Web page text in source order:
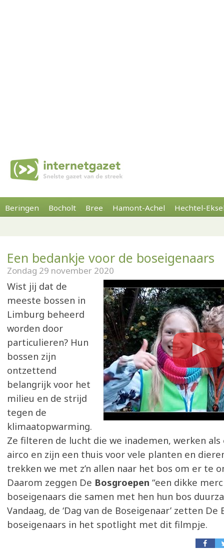
Beringen Bocholt Bree Hamont-Achel Hechtel-
Een bedankje voor de boseigenaars
Zondag 29 november 2020
Wist jij dat de
meeste bossen in
Limburg beheerd
worden door
particulieren? Hun
bossen zijn
ontzettend
belangrijk voor het
milieu en de strijd
tegen de
klimaatopwarming.
Ze filteren de lucht die we inademen, werken
airco en zijn een thuis voor vele planten en
trekken we met z’n allen naar het bos om er te
Daarom zeggen De Bosgroepen “een dikke
boseigenaars die samen met hen hun bos
Vandaag, de ‘Dag van de Boseigenaar’ zetten
boseigenaars in het spotlight met dit filmpje.